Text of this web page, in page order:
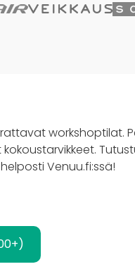
workshoptilat.
Venuu.fi:ssä!